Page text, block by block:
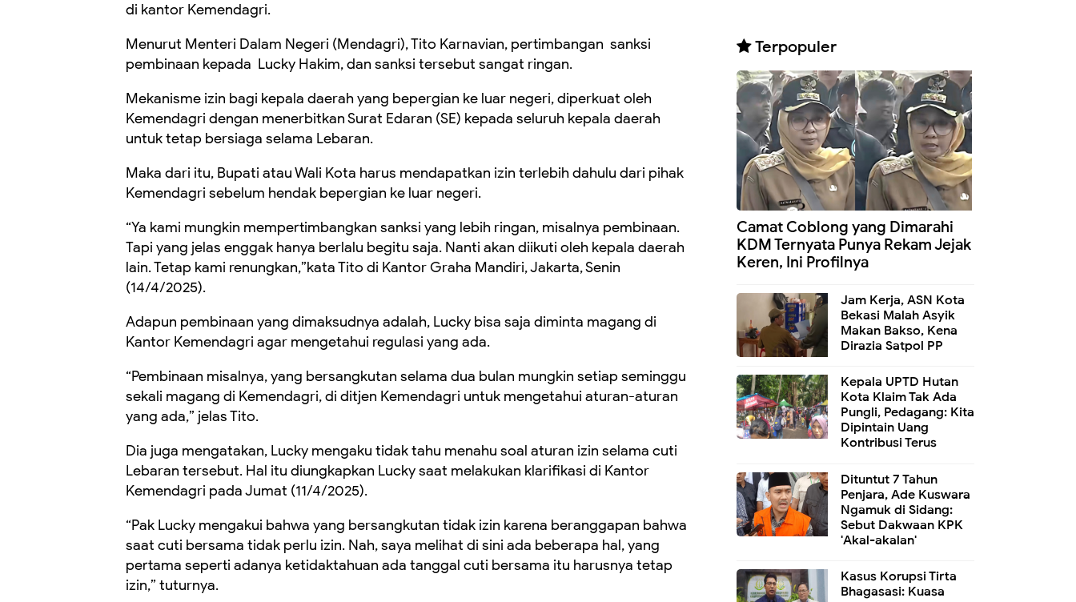
di kantor Kemendagri.
Menurut Menteri Dalam Negeri (Mendagri), Tito Karnavian, pertimbangan sanksi
pembinaan kepada Lucky Hakim, dan sanksi tersebut sangat ringan.
Mekanisme izin bagi kepala daerah yang bepergian ke luar negeri, diperkuat oleh
Kemendagri dengan menerbitkan Surat Edaran (SE) kepada seluruh kepala daerah
untuk tetap bersiaga selama Lebaran.
Maka dari itu, Bupati atau Wali Kota harus mendapatkan izin terlebih dahulu dari pihak
Kemendagri sebelum hendak bepergian ke luar negeri.
“Ya kami mungkin mempertimbangkan sanksi yang lebih ringan, misalnya pembinaan.
Tapi yang jelas enggak hanya berlalu begitu saja. Nanti akan diikuti oleh kepala daerah
lain. Tetap kami renungkan,”kata Tito di Kantor Graha Mandiri, Jakarta, Senin
(14/4/2025).
Adapun pembinaan yang dimaksudnya adalah, Lucky bisa saja diminta magang di
Kantor Kemendagri agar mengetahui regulasi yang ada.
“Pembinaan misalnya, yang bersangkutan selama dua bulan mungkin setiap seminggu
sekali magang di Kemendagri, di ditjen Kemendagri untuk mengetahui aturan-aturan
yang ada,” jelas Tito.
Dia juga mengatakan, Lucky mengaku tidak tahu menahu soal aturan izin selama cuti
Lebaran tersebut. Hal itu diungkapkan Lucky saat melakukan klarifikasi di Kantor
Kemendagri pada Jumat (11/4/2025).
“Pak Lucky mengakui bahwa yang bersangkutan tidak izin karena beranggapan bahwa
saat cuti bersama tidak perlu izin. Nah, saya melihat di sini ada beberapa hal, yang
pertama seperti adanya ketidaktahuan ada tanggal cuti bersama itu harusnya tetap
izin,” tuturnya.
Terpopuler
Camat Coblong yang Dimarahi
KDM Ternyata Punya Rekam Jejak
Keren, Ini Profilnya
Jam Kerja, ASN Kota
Bekasi Malah Asyik
Makan Bakso, Kena
Dirazia Satpol PP
Kepala UPTD Hutan
Kota Klaim Tak Ada
Pungli, Pedagang: Kita
Dipintain Uang
Kontribusi Terus
Dituntut 7 Tahun
Penjara, Ade Kuswara
Ngamuk di Sidang:
Sebut Dakwaan KPK
'Akal-akalan'
Kasus Korupsi Tirta
Bhagasasi: Kuasa